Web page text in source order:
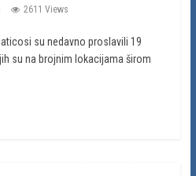
2611 Views
su nedavno proslavili 19
su na brojnim lokacijama širom